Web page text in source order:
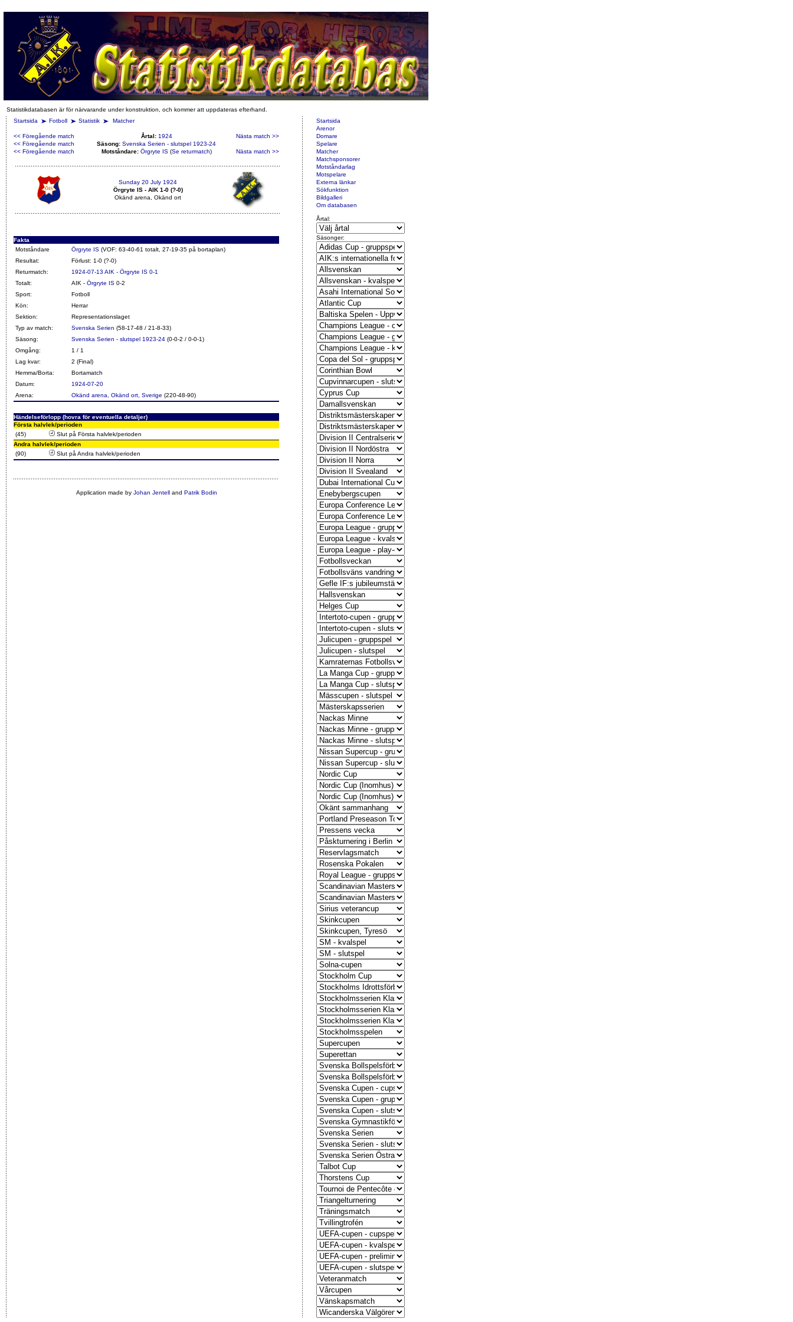
Statistikdatabasen är för närvarande under konstruktion, och kommer att uppdateras efterhand.
Startsida
Fotboll Statistik Matcher
<< Föregående match Årtal: 1924
Nästa match >>
<< Föregående match
Säsong: Svenska Serien - slutspel 1923-24
<< Föregående match
Motståndare: Örgryte IS(Se returmatch) Nästa match >>
Sunday 20 July 1924
Örgryte IS - AIK 1-0 (?-0)
Okänd arena, Okänd ort
Fakta
Motståndare
Örgryte IS (VOF: 63-40-61 totalt, 27-19-35 på bortaplan)
Resultat:
Förlust: 1-0 (?-0)
Returmatch:
1924-07-13 AIK - Örgryte IS 0-1
Totalt:
AIK - Örgryte IS 0-2
Sport:
Fotboll
Kön:
Herrar
Sektion:
Representationslaget
Typ av match:
Svenska Serien (58-17-48 / 21-8-33)
Säsong:
Svenska Serien - slutspel 1923-24 (0-0-2 / 0-0-1)
Omgång:
1 / 1
Lag kvar:
2 (Final)
Hemma/Borta:
Bortamatch
Datum:
1924-07-20
Arena:
Okänd arena, Okänd ort, Sverige (220-48-90)
Händelseförlopp (hovra för eventuella detaljer)
Första halvlek/perioden
(45)
Slut på Första halvlek/perioden
Andra halvlek/perioden
(90)
Slut på Andra halvlek/perioden
Application made by Johan Jentelland Patrik Bodin
Startsida
Arenor
Domare
Spelare
Matcher
Matchsponsorer
Motståndarlag
Motspelare
Externa länkar
Sökfunktion
Bildgalleri
Om databasen
Årtal:
Säsonger: